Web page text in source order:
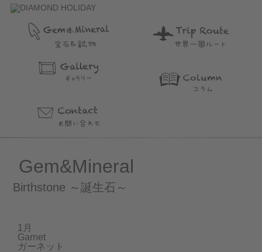
Gem&Mineral
Birthstone ～誕生石～
1月
Garnet
ガーネット